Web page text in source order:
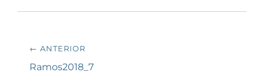
Navegación
de
← ANTERIOR
Entrada
Ramos2018_7